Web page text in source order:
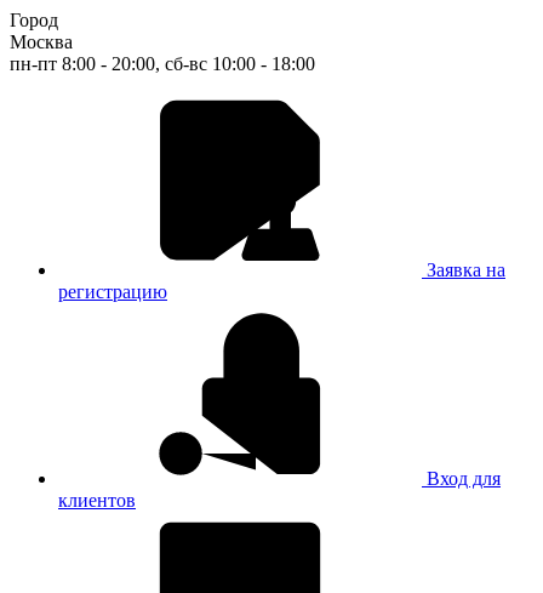
Город
Москва
пн-пт 8:00 - 20:00, сб-вс 10:00 - 18:00
Заявка на
регистрацию
Вход для
клиентов